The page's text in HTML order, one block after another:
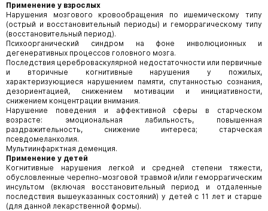
Применение у взрослых
Нарушения мозгового кровообращения по ишемическому типу
(острый и восстановительный периоды) и геморрагическому типу
(восстановительный период).
Психоорганический синдром на фоне инволюционных и
дегенеративных процессов головного мозга.
Последствия цереброваскулярной недостаточности или первичные
и вторичные когнитивные нарушения у пожилых,
характеризующиеся нарушением памяти, спутанностью сознания,
дезориентацией, снижением мотивации и инициативности,
снижением концентрации внимания.
Нарушение поведения и аффективной сферы в старческом
возрасте: эмоциональная лабильность, повышенная
раздражительность, снижение интереса; старческая
псевдомеланхолия.
Мультиинфарктная деменция.
Применение у детей
Когнитивные нарушения легкой и средней степени тяжести,
обусловленные черепно-мозговой травмой и/или геморрагическим
инсультом (включая восстановительный период и отдаленные
последствия вышеуказанных состояний) у детей с 11 лет и старше
(для данной лекарственной формы).